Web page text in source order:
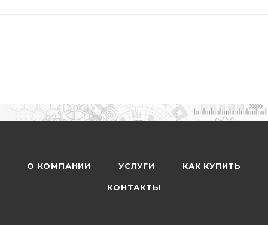
О КОМПАНИИ УСЛУГИ КАК КУПИТЬ
КОНТАКТЫ